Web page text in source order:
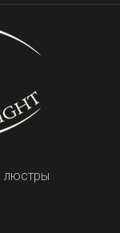
люстры